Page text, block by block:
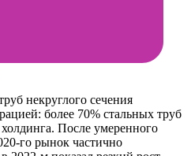
некруглого сечения
более 70% стальных труб
После умеренного
го рынок частично